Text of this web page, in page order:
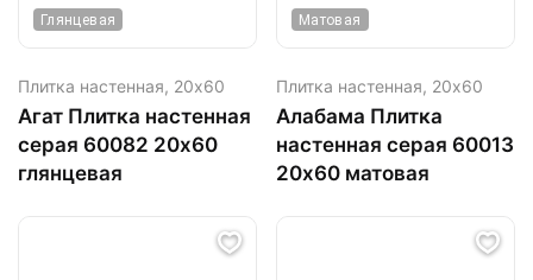
Глянцевая
Плитка настенная, 20х60
Агат Плитка настенная
серая 60082 20х60
глянцевая
Матовая
Плитка настенная, 20х60
Алабама Плитка
настенная серая 60013
20х60 матовая